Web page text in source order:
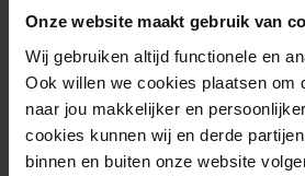
Onze website maakt gebruik van
Wij gebruiken altijd functionele en
Ook willen we cookies plaatsen om
naar jou makkelijker en
cookies kunnen wij en derde
binnen en buiten onze website
◗ Om de eerste tape te versterken,
tape voor extra verankering.
basis op de handrug en leidt de
Wrijf de tape stevig aan.